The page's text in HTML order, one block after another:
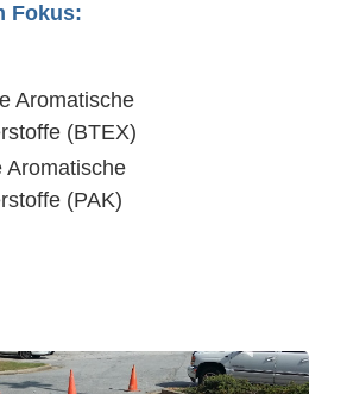
Fokus:
Aromatische
(BTEX)
Aromatische
(PAK)